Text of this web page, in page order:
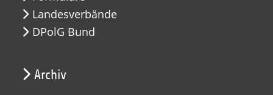
Landesverbände
DPolG Bund
Archiv